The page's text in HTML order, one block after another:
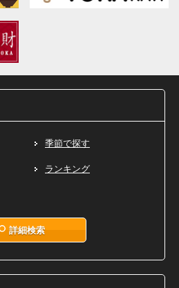
季節で探す
ランキング
詳細検索